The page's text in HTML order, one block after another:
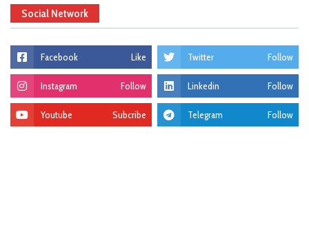
Social Network
Facebook Like Twitter Follow
Instagram Follow Linkedin Follow
Youtube Subcribe Telegram Follow